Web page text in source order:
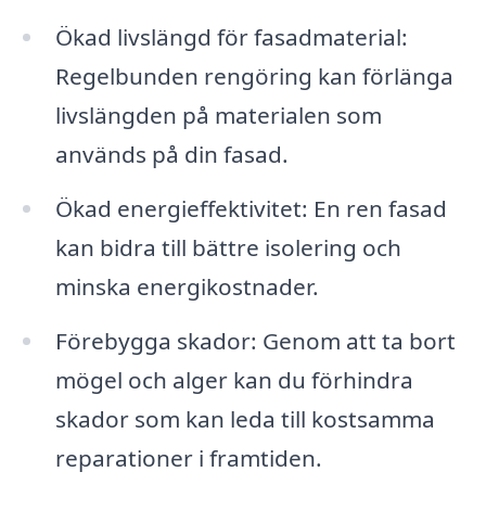
Ökad livslängd för fasadmaterial:
Regelbunden rengöring kan förlänga
livslängden på materialen som
används på din fasad.
Ökad energieffektivitet: En ren fasad
kan bidra till bättre isolering och
minska energikostnader.
Förebygga skador: Genom att ta bort
mögel och alger kan du förhindra
skador som kan leda till kostsamma
reparationer i framtiden.